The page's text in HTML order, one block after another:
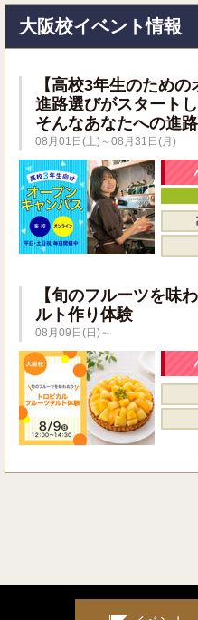
大阪校イベント情報
【高校3年生のため
進路選びがスタート
そんなあなたへの進
08月01日(土)～08月31日(月)
【旬のフルーツを味
ルト作り体験
08月09日(日)～